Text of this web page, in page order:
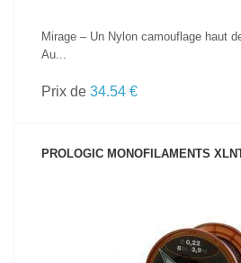
Mirage – Un Nylon camouflage haut
Au...
Prix de 34.54 €
PROLOGIC MONOFILAMENTS
VOIR LE